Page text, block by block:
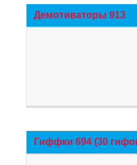
Демотиваторы 913
Гиффки 694 (30